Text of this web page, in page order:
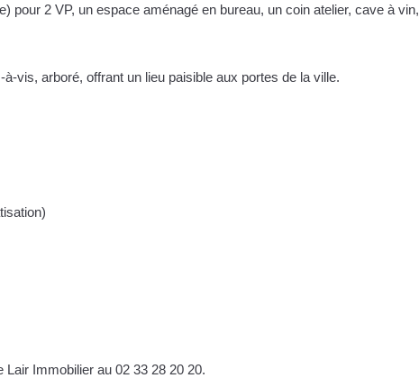
pour 2 VP, un espace aménagé en bureau, un coin atelier, cave à vin,
vis, arboré, offrant un lieu paisible aux portes de la ville.
Immobilier au 02 33 28 20 20.